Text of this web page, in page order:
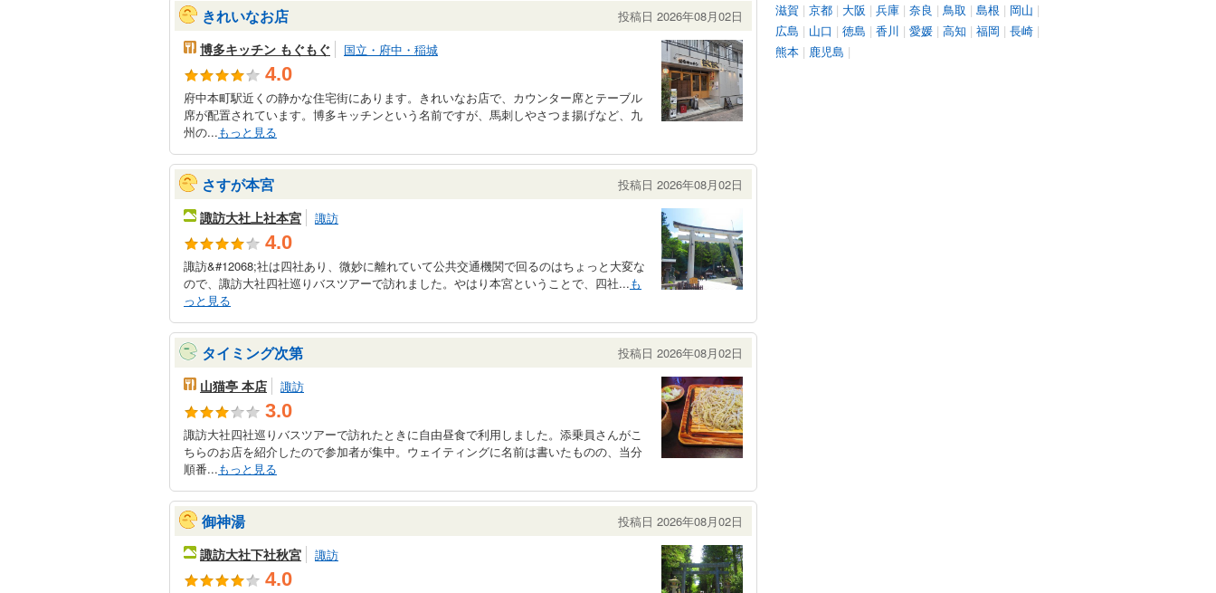
きれいなお店 投稿日 2026年08月02日
博多キッチン もぐもぐ 国立・府中・稲城
4.0
府中本町駅近くの静かな住宅街にあります。きれいなお店で、カウンター席とテーブル
席が配置されています。博多キッチンという名前ですが、馬刺しやさつま揚げなど、九
州の...もっと見る
さすが本宮 投稿日 2026年08月02日
諏訪大社上社本宮 諏訪
4.0
諏訪&#12068;社は四社あり、微妙に離れていて公共交通機関で回るのはちょっと大変な
ので、諏訪大社四社巡りバスツアーで訪れました。やはり本宮ということで、四社...も
っと見る
タイミング次第 投稿日 2026年08月02日
山猫亭 本店 諏訪
3.0
諏訪大社四社巡りバスツアーで訪れたときに自由昼食で利用しました。添乗員さんがこ
ちらのお店を紹介したので参加者が集中。ウェイティングに名前は書いたものの、当分
順番...もっと見る
御神湯 投稿日 2026年08月02日
諏訪大社下社秋宮 諏訪
4.0
滋賀 | 京都 | 大阪 | 兵庫 | 奈良 | 鳥取 | 島根 | 岡山 |
広島 | 山口 | 徳島 | 香川 | 愛媛 | 高知 | 福岡 | 長崎 |
熊本 | 鹿児島 |